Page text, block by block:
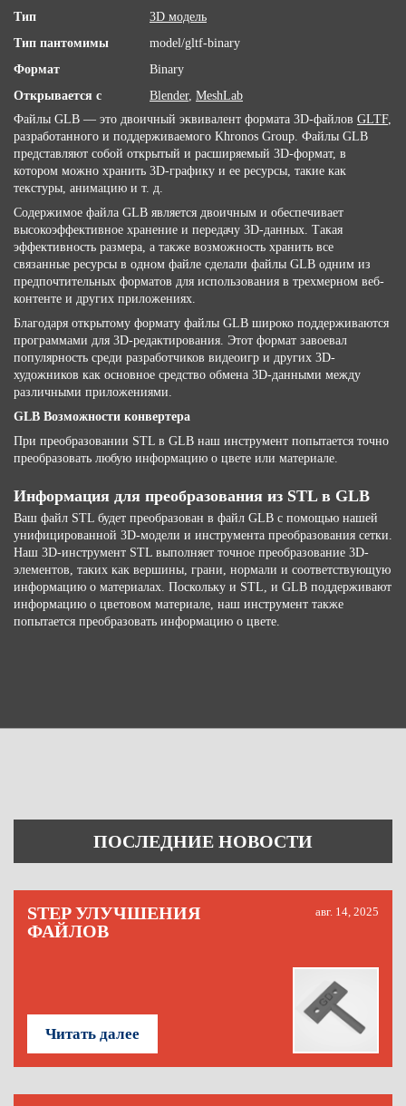
Тип
3D модель
Тип пантомимы
model/gltf-binary
Формат
Binary
Открывается с
Blender, MeshLab
Файлы GLB — это двоичный эквивалент формата 3D-файлов GLTF,
разработанного и поддерживаемого Khronos Group. Файлы GLB
представляют собой открытый и расширяемый 3D-формат, в
котором можно хранить 3D-графику и ее ресурсы, такие как
текстуры, анимацию и т. д.
Содержимое файла GLB является двоичным и обеспечивает
высокоэффективное хранение и передачу 3D-данных. Такая
эффективность размера, а также возможность хранить все
связанные ресурсы в одном файле сделали файлы GLB одним из
предпочтительных форматов для использования в трехмерном веб-
контенте и других приложениях.
Благодаря открытому формату файлы GLB широко поддерживаются
программами для 3D-редактирования. Этот формат завоевал
популярность среди разработчиков видеоигр и других 3D-
художников как основное средство обмена 3D-данными между
различными приложениями.
GLB Возможности конвертера
При преобразовании STL в GLB наш инструмент попытается точно
преобразовать любую информацию о цвете или материале.
Информация для преобразования из STL в GLB
Ваш файл STL будет преобразован в файл GLB с помощью нашей
унифицированной 3D-модели и инструмента преобразования сетки.
Наш 3D-инструмент STL выполняет точное преобразование 3D-
элементов, таких как вершины, грани, нормали и соответствующую
информацию о материалах. Поскольку и STL, и GLB поддерживают
информацию о цветовом материале, наш инструмент также
попытается преобразовать информацию о цвете.
ПОСЛЕДНИЕ НОВОСТИ
STEP УЛУЧШЕНИЯ
ФАЙЛОВ
авг. 14, 2025
Читать далее